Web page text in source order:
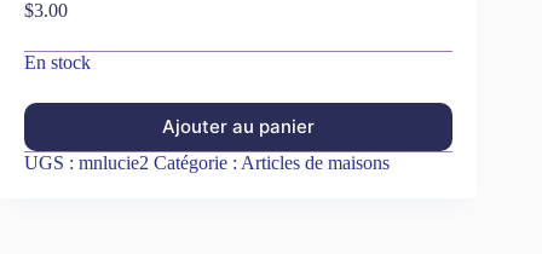
$3.00
En stock
Ajouter au panier
UGS : mnlucie2 Catégorie : Articles de maisons